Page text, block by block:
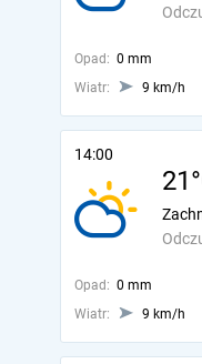
Opad: 0 mm
Wiatr:
9 km/h
14:00
Opad: 0 mm
Wiatr:
9 km/h